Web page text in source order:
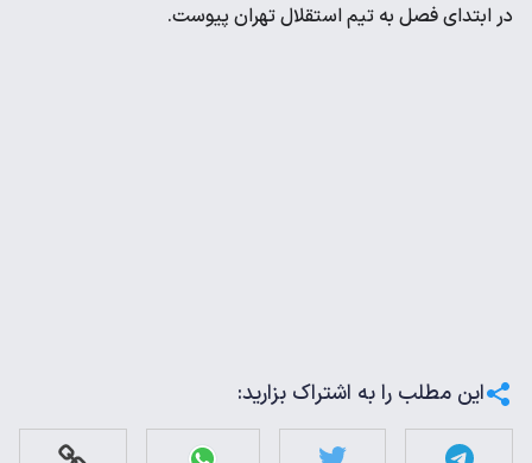
در ابتدای فصل به تیم استقلال تهران پیوست.
این مطلب را به اشتراک بزارید: